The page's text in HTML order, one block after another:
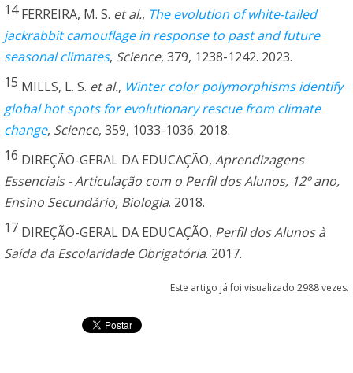
14FERREIRA, M. S. et al., The evolution of white-tailed
jackrabbit camouflage in response to past and future
seasonal climates, Science, 379, 1238-1242. 2023.
15 MILLS, L. S. et al., Winter color polymorphisms identify
global hot spots for evolutionary rescue from climate
change, Science, 359, 1033-1036. 2018.
16 DIREÇÃO-GERAL DA EDUCAÇÃO, Aprendizagens
Essenciais - Articulação com o Perfil dos Alunos, 12º ano,
Ensino Secundário, Biologia. 2018.
17 DIREÇÃO-GERAL DA EDUCAÇÃO, Perfil dos Alunos à
Saída da Escolaridade Obrigatória. 2017.
Este artigo já foi visualizado 2988 vezes.